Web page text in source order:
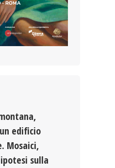
edificio
Mosaici,
sulla